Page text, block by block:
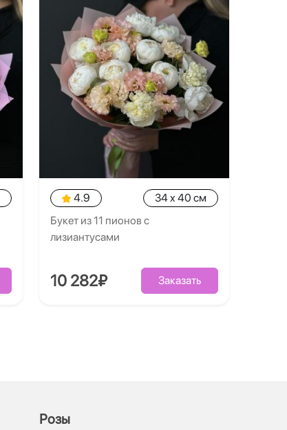
4.9
34 x 40 см
Букет из 11 пионов с
лизиантусами
10 282₽ Заказать
Рoзы